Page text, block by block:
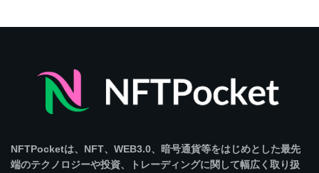
NFTPocketは、NFT、WEB3.0、暗号通貨等をはじめとした最先
端のテクノロジーや投資、トレーディングに関して幅広く取り扱